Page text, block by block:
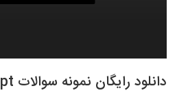
دانلود رایگان نمونه سوالات ept با جواب